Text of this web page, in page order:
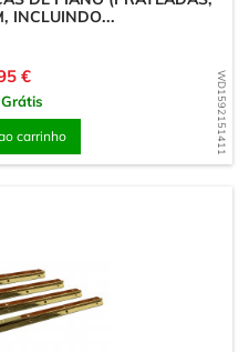
WD1592151411
INCLUINDO...
€
carrinho